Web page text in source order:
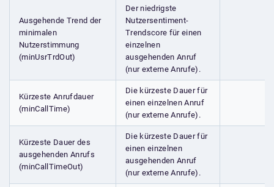
Ausgehende Trend der
minimalen
Nutzerstimmung
(minUsrTrdOut)
Der niedrigste
Nutzersentiment-
Trendscore für einen
einzelnen
ausgehenden Anruf
(nur externe Anrufe).
Kürzeste Anrufdauer
(minCallTime)
Die kürzeste Dauer für
einen einzelnen Anruf
(nur externe Anrufe).
Kürzeste Dauer des
ausgehenden Anrufs
(minCallTimeOut)
Die kürzeste Dauer für
einen einzelnen
ausgehenden Anruf
(nur externe Anrufe).